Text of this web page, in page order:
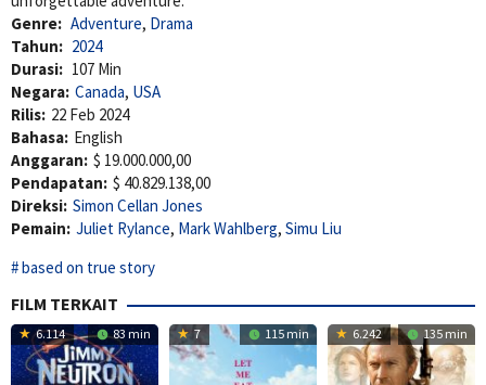
Genre: Adventure, Drama
Tahun: 2024
Durasi: 107 Min
Negara: Canada, USA
Rilis: 22 Feb 2024
Bahasa: English
Anggaran: $ 19.000.000,00
Pendapatan: $ 40.829.138,00
Direksi: Simon Cellan Jones
Pemain: Juliet Rylance, Mark Wahlberg, Simu Liu
based on true story
FILM TERKAIT
6.114 83 min 7 115 min 6.242 135 min